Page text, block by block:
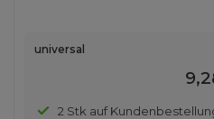
universal
2 Stk auf